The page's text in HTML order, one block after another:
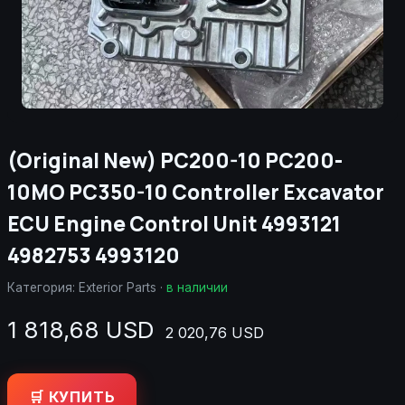
(Original New) PC200-10 PC200-
10MO PC350-10 Controller Excavator
ECU Engine Control Unit 4993121
4982753 4993120
Категория: Exterior Parts · в наличии
1 818,68 USD 2 020,76 USD
🛒 КУПИТЬ